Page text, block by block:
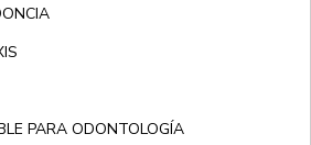
PARA ODONTOLOGÍA